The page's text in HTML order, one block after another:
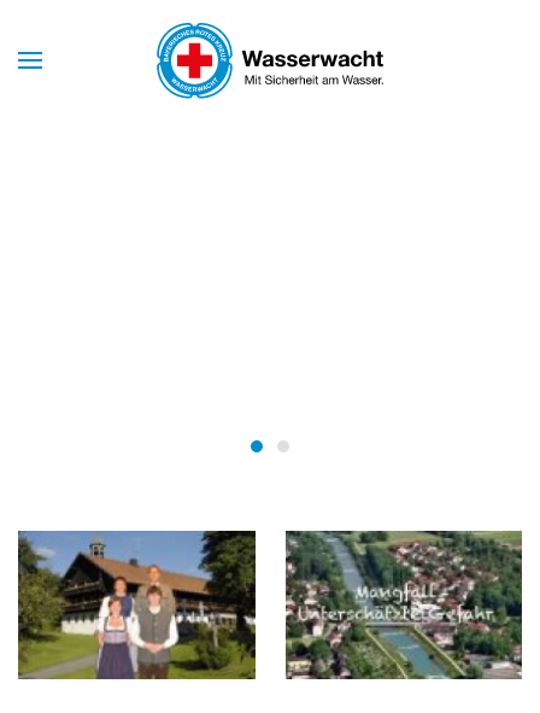
Skip to main content
Wasserwacht Markt